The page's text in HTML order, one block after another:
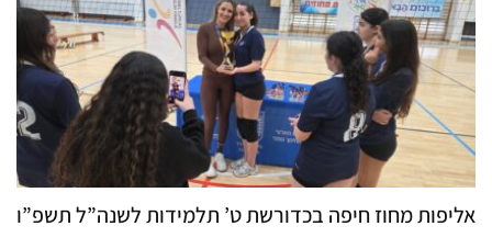
אליפות מחוז חיפה בכדורשת ט’ תלמידות לשנה”ל תשפ”ו